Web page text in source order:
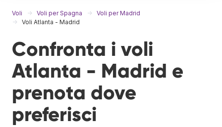
Voli Voli per Spagna
Voli per Madrid
Voli Atlanta - Madrid
Confronta i voli
Atlanta - Madrid e
prenota dove
preferisci